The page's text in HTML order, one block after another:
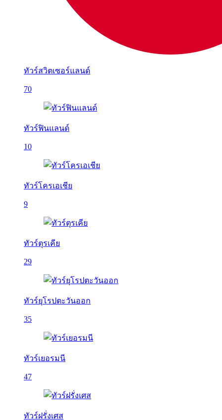
ทัวร์สวิตเซอร์แลนด์
70
ทัวร์ฟินแลนด์
10
ทัวร์โครเอเชีย
9
ทัวร์ตุรเคีย
29
ทัวร์ยุโรปตะวันออก
35
ทัวร์เยอรมนี
47
ทัวร์ฝรั่งเศส